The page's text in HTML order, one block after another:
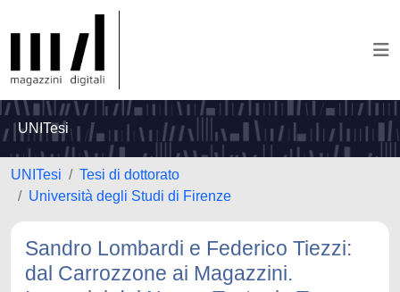
UNITesi
UNITesi
Tesi di dottorato
Università degli Studi di Firenze
Sandro Lombardi e Federico Tiezzi:
dal Carrozzone ai Magazzini.